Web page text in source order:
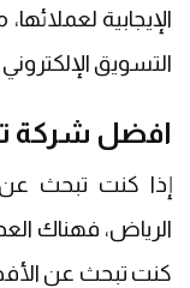
الإيجابية
التسويق
افضل شركة
إذا كنت تبحث
الرياض، فهناك
كنت تبحث عن